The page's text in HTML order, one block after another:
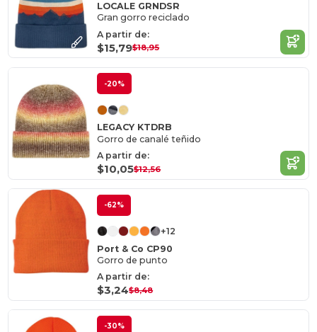
LOCALE GRNDSR
Gran gorro reciclado
A partir de:
$15,79$18,95
-20%
LEGACY KTDRB
Gorro de canalé teñido
A partir de:
$10,05$12,56
-62%
+12
Port & Co CP90
Gorro de punto
A partir de:
$3,24$8,48
-30%